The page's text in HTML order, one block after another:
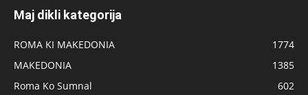
Maj dikli kategorija
ROMA KI MAKEDONIA
1774
MAKEDONIA
1385
Roma Ko Sumnal
602